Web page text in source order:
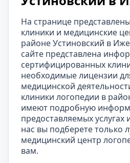
На странице
клиники и медицинские
районе Устиновский в
сайте представлена
сертифицированных
необходимые лицензии
медицинской
клиники логопедии в
имеют подробную
предоставляемых услугах
нас вы подберете только
медицинский центр
вам.